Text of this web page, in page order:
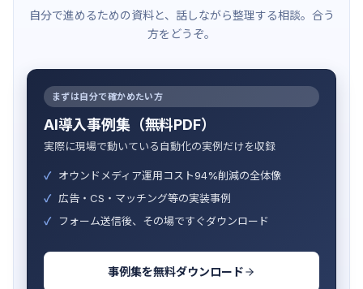
自分で進めるための資料と、話しながら整理する相談。合う
方をどうぞ。
まずは自分で確かめたい方
AI導入事例集（無料PDF）
実際に現場で動いている自動化の実例だけを収録
オウンドメディア運用コスト94%削減の全体像
広告・CS・マッチング等の実装事例
フォーム送信後、その場ですぐダウンロード
事例集を無料ダウンロード